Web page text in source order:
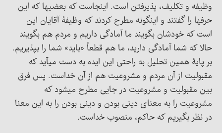
وظیفه و تکلیف، پذیرفتن است. اینجاست که بعضیها که این
حرفها را گفتند و اینگونه مطرح کردند که وظیفۀ آقایان این
است که خودشان بگویند ما آمادگی داریم و مردم هم بگویند
حالا که شما آمادگی دارید، ما هم قطعاً «باید» شما را بپذیریم.
بر پایۀ همین تحلیل به راحتی این ایده به دست میآید که
مقبولیت از آن مردم و مشروعیت هم از آن خداست. پس فرق
بین مقبولیت و مشروعیت در جایی مطرح میشود که
مشروعیت را به معنای دینی بودن و دینی بودن را به این معنا
در نظر بگیریم که حاکم، منصوب خداست.